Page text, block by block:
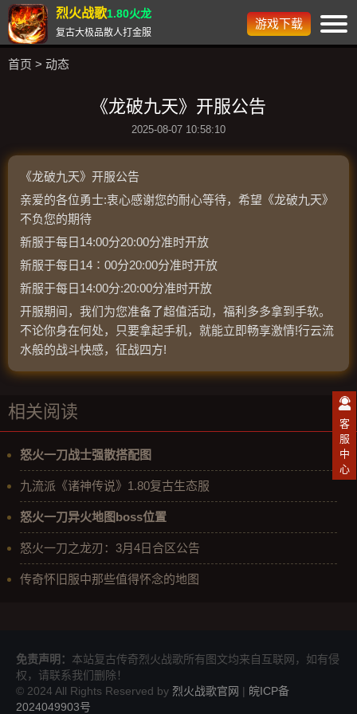
烈火战歌1.80火龙
复古大极品散人打金服
游戏下载
首页 > 动态
《龙破九天》开服公告
2025-08-07 10:58:10
《龙破九天》开服公告
亲爱的各位勇士:衷心感谢您的耐心等待，希望《龙破九天》
不负您的期待
新服于每日14:00分20:00分准时开放
新服于每日14∶00分20:00分准时开放
新服于每日14:00分:20:00分准时开放
开服期间，我们为您准备了超值活动，福利多多拿到手软。
不论你身在何处，只要拿起手机，就能立即畅享激情!行云流
水般的战斗快感，征战四方!
相关阅读
怒火一刀战士强散搭配图
九流派《诸神传说》1.80复古生态服
怒火一刀异火地图boss位置
怒火一刀之龙刃：3月4日合区公告
传奇怀旧服中那些值得怀念的地图
免责声明： 本站复古传奇烈火战歌所有图文均来自互联网，如有侵
权，请联系我们删除！
© 2024 All Rights Reserved by 烈火战歌官网 | 皖ICP备
2024049903号
客
服
中
心